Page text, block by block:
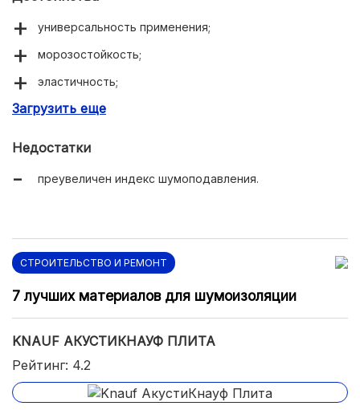
универсальность применения;
морозостойкость;
эластичность;
доступная цена.
Загрузить еще
Недостатки
преувеличен индекс шумоподавления.
СТРОИТЕЛЬСТВО И РЕМОНТ
7 лучших материалов для шумоизоляции
KNAUF АКУСТИКНАУФ ПЛИТА
Рейтинг: 4.2